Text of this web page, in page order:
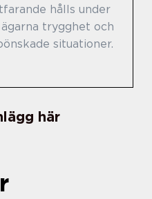
hålls under
trygghet och
situationer.
här